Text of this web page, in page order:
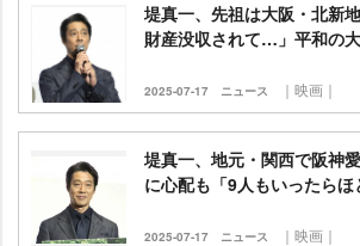
堤真一、先祖は大阪・北新
財産没収されて…」平和の
2025-07-17 ニュース ｜映画｜
堤真一、地元・関西で阪神
に心配も「9人もいったら
2025-07-17 ニュース ｜映画｜